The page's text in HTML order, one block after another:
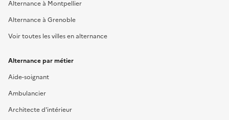
Alternance à Montpellier
Alternance à Grenoble
Voir toutes les villes en alternance
Alternance par métier
Aide-soignant
Ambulancier
Architecte d'intérieur